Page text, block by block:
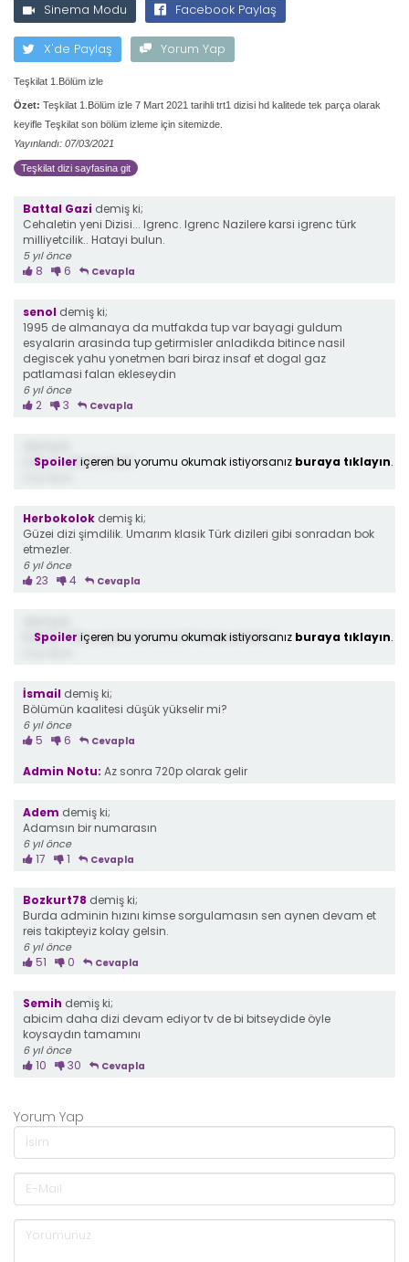
Sinema Modu Facebook Paylaş
X'de Paylaş Yorum Yap
Teşkilat 1.Bölüm izle
Özet: Teşkilat 1.Bölüm izle 7 Mart 2021 tarihli trt1 dizisi hd kalitede tek parça olarak
keyifle Teşkilat son bölüm izleme için sitemizde.
Yayınlandı: 07/03/2021
Teşkilat dizi sayfasina git
Battal Gazi demiş ki;
Cehaletin yeni Dizisi... Igrenc. Igrenc Nazilere karsi igrenc türk
milliyetcilik.. Hatayi bulun.
5 yıl önce
8 6 Cevapla
senol demiş ki;
1995 de almanaya da mutfakda tup var bayagi guldum
esyalarin arasinda tup getirmisler anladikda bitince nasil
degiscek yahu yonetmen bari biraz insaf et dogal gaz
patlamasi falan ekleseydin
6 yıl önce
2 3 Cevapla
natocu ekrem e bak
Spoiler içeren bu yorumu okumak istiyorsanız buraya tıklayın.
Herbokolok demiş ki;
Güzei dizi şimdilik. Umarım klasik Türk dizileri gibi sonradan bok
etmezler.
6 yıl önce
23 4 Cevapla
kaliteyi 720p yapabilirmisiniz? Tesekurederim
Spoiler içeren bu yorumu okumak istiyorsanız buraya tıklayın.
İsmail demiş ki;
Bölümün kaalitesi düşük yükselir mi?
6 yıl önce
5 6 Cevapla
Admin Notu: Az sonra 720p olarak gelir
Adem demiş ki;
Adamsın bir numarasın
6 yıl önce
17 1 Cevapla
Bozkurt78 demiş ki;
Burda adminin hızını kimse sorgulamasın sen aynen devam et
reis takipteyiz kolay gelsin.
6 yıl önce
51 0 Cevapla
Semih demiş ki;
abicim daha dizi devam ediyor tv de bi bitseydide öyle
koysaydın tamamını
6 yıl önce
10 30 Cevapla
Yorum Yap